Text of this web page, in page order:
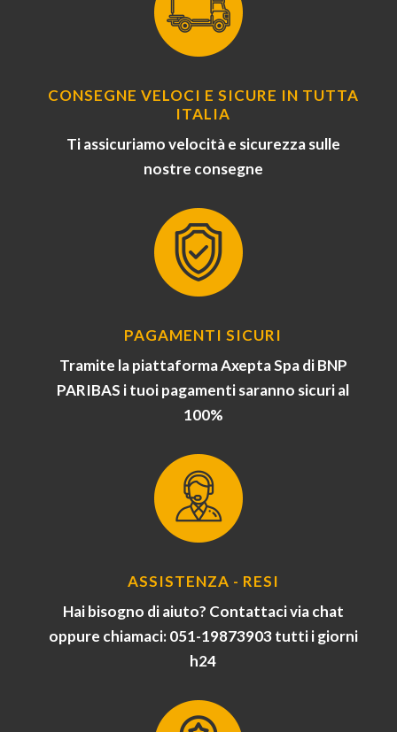
CONSEGNE VELOCI E SICURE IN TUTTA
ITALIA
Ti assicuriamo velocità e sicurezza sulle
nostre consegne
PAGAMENTI SICURI
Tramite la piattaforma Axepta Spa di BNP
PARIBAS i tuoi pagamenti saranno sicuri al
100%
ASSISTENZA - RESI
Hai bisogno di aiuto? Contattaci via chat
oppure chiamaci: 051-19873903 tutti i giorni
h24